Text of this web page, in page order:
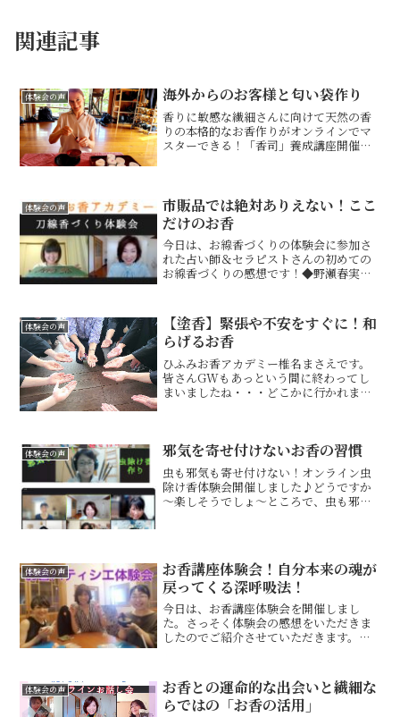
関連記事
体験会の声 海外からのお客様と匂い袋作り
香りに敏感な繊細さんに向けて天然の香
りの本格的なお香作りがオンラインでマ
スターできる！「香司」養成講座開催！
う方に向けてオンライン...
体験会の声
市販品では絶対ありえない！ここ
だけのお香
今日は、お線香づくりの体験会に参加さ
れた占い師＆セラピストさんの初めての
お線香づくりの感想です！◆野瀬春実さ
験をしてみて一番印象的だったのが、ま
さえ先生が、刀線香を作ろ...
体験会の声
【塗香】緊張や不安をすぐに！和
らげるお香
ひふみお香アカデミー椎名まさえです。
皆さんGWもあっという間に終わってし
まいましたね・・・どこかに行かれまし
大漁、武運国家安泰、...
体験会の声 邪気を寄せ付けないお香の習慣
虫も邪気も寄せ付けない！オンライン虫
除け香体験会開催しました♪どうですか
～楽しそうでしょ～ところで、虫も邪気
しい毎日をお過ごしの方は...
体験会の声
お香講座体験会！自分本来の魂が
戻ってくる深呼吸法！
今日は、お香講座体験会を開催しまし
た。さっそく体験会の感想をいただきま
したのでご紹介させていただきます。◆
なく、今の自分の状態に合わせて、香り
の持つ力を借りて心身共によ...
体験会の声
お香との運命的な出会いと繊細な
らではの「お香の活用」